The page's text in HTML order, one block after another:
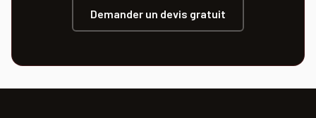
Demander un devis gratuit